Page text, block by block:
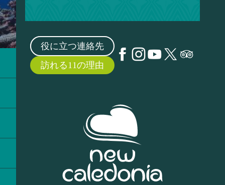
役に立つ連絡先
訪れる11の理由